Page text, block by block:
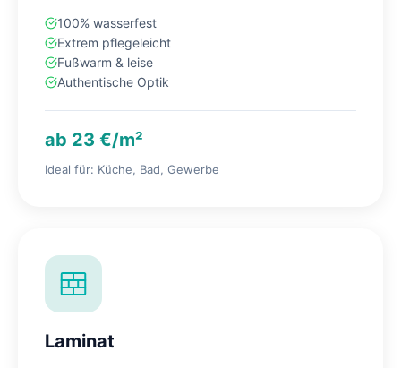
100% wasserfest
Extrem pflegeleicht
Fußwarm & leise
Authentische Optik
ab 23 €/m²
Ideal für: Küche, Bad, Gewerbe
Laminat